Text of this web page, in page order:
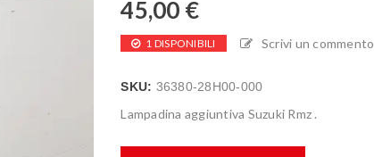
45,00 €
1 DISPONIBILI Scrivi un commento
SKU: 36380-28H00-000
Lampadina aggiuntiva Suzuki Rmz .